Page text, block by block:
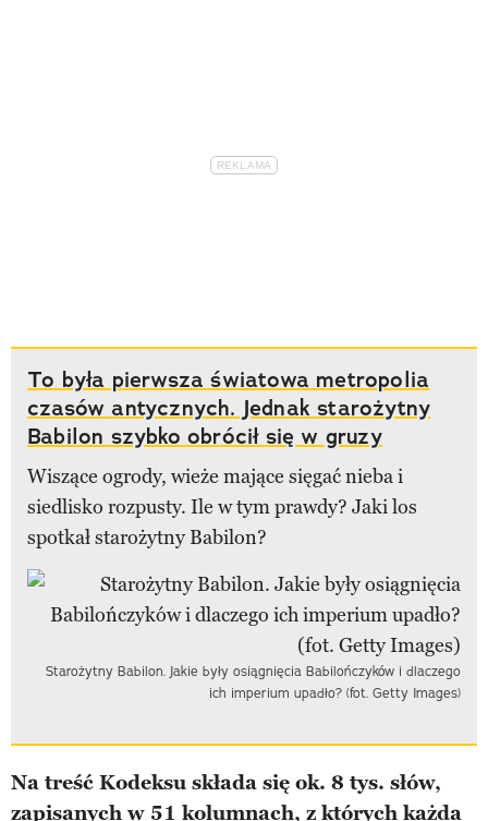
To była pierwsza światowa metropolia
czasów antycznych. Jednak starożytny
Babilon szybko obrócił się w gruzy
Wiszące ogrody, wieże mające sięgać nieba i
siedlisko rozpusty. Ile w tym prawdy? Jaki los
spotkał starożytny Babilon?
Starożytny Babilon. Jakie były osiągnięcia Babilończyków i dlaczego
ich imperium upadło? (fot. Getty Images)
Na treść Kodeksu składa się ok. 8 tys. słów,
zapisanych w 51 kolumnach, z których każda